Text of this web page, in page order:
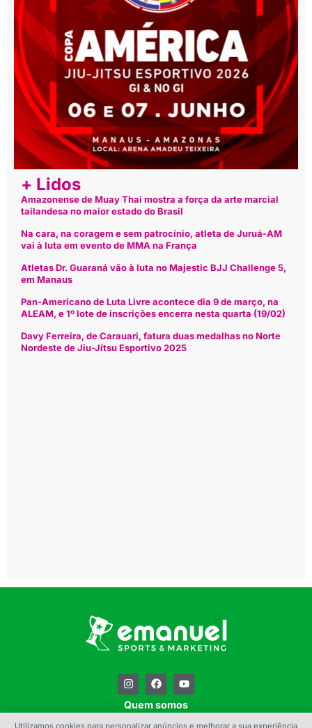
+ Lidos
Amazonense de Muay Thai mostra a força da arte marcial
tailandesa no maior estado do Brasil
Na cara, na coragem e sem patrocínio, atleta de Juruá-AM
vai à luta em evento de MMA na França
Atletas Dr. Guaraná vão à luta no Majestic BJJ Challenge 5,
em Manaus
Pan-Americano de Luta Livre acontece dia 9 de março, na
ALEAM, e 1º lote de inscrições encerra nesta quarta (19/02)
Davy Ferreira, de Carauari, fatura duas medalhas no Norte
Nordeste de Jiu-Jítsu Esportivo 2025
Quem somos
Contato
Utilizamos cookies para personalizar anúncios e melhorar a sua experiência